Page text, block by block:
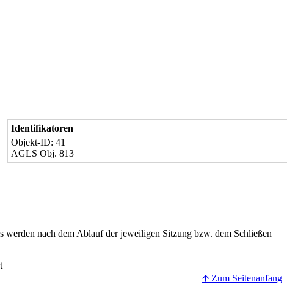
Identifikatoren
Objekt-ID: 41
AGLS Obj. 813
nach dem Ablauf der jeweiligen Sitzung bzw. dem Schließen
🡩 Zum Seitenanfang